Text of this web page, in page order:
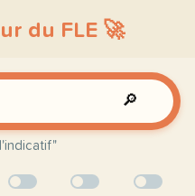
du FLE 🚀
🔎